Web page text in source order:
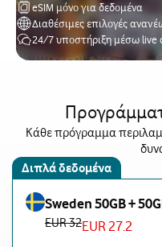
eSIM μόνο για δεδομένα
Διαθέσιμες επιλογές
24/7 υποστήριξη μέσω live
Κάθε πρόγραμμα
Διπλά δεδομένα
Sweden 50GB +
EUR 32EUR 27.2